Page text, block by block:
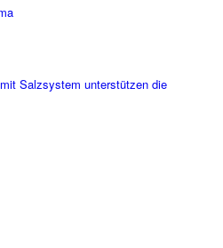
Salzsystem unterstützen die